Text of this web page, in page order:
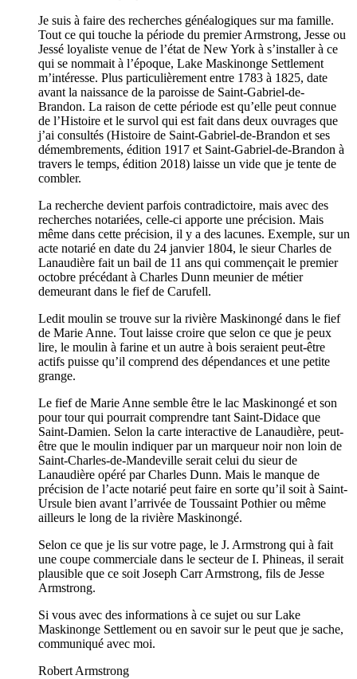
Je suis à faire des recherches généalogiques sur ma famille.
Tout ce qui touche la période du premier Armstrong, Jesse ou
Jessé loyaliste venue de l’état de New York à s’installer à ce
qui se nommait à l’époque, Lake Maskinonge Settlement
m’intéresse. Plus particulièrement entre 1783 à 1825, date
avant la naissance de la paroisse de Saint-Gabriel-de-
Brandon. La raison de cette période est qu’elle peut connue
de l’Histoire et le survol qui est fait dans deux ouvrages que
j’ai consultés (Histoire de Saint-Gabriel-de-Brandon et ses
démembrements, édition 1917 et Saint-Gabriel-de-Brandon à
travers le temps, édition 2018) laisse un vide que je tente de
combler.
La recherche devient parfois contradictoire, mais avec des
recherches notariées, celle-ci apporte une précision. Mais
même dans cette précision, il y a des lacunes. Exemple, sur un
acte notarié en date du 24 janvier 1804, le sieur Charles de
Lanaudière fait un bail de 11 ans qui commençait le premier
octobre précédant à Charles Dunn meunier de métier
demeurant dans le fief de Carufell.
Ledit moulin se trouve sur la rivière Maskinongé dans le fief
de Marie Anne. Tout laisse croire que selon ce que je peux
lire, le moulin à farine et un autre à bois seraient peut-être
actifs puisse qu’il comprend des dépendances et une petite
grange.
Le fief de Marie Anne semble être le lac Maskinongé et son
pour tour qui pourrait comprendre tant Saint-Didace que
Saint-Damien. Selon la carte interactive de Lanaudière, peut-
être que le moulin indiquer par un marqueur noir non loin de
Saint-Charles-de-Mandeville serait celui du sieur de
Lanaudière opéré par Charles Dunn. Mais le manque de
précision de l’acte notarié peut faire en sorte qu’il soit à Saint-
Ursule bien avant l’arrivée de Toussaint Pothier ou même
ailleurs le long de la rivière Maskinongé.
Selon ce que je lis sur votre page, le J. Armstrong qui à fait
une coupe commerciale dans le secteur de I. Phineas, il serait
plausible que ce soit Joseph Carr Armstrong, fils de Jesse
Armstrong.
Si vous avec des informations à ce sujet ou sur Lake
Maskinonge Settlement ou en savoir sur le peut que je sache,
communiqué avec moi.
Robert Armstrong